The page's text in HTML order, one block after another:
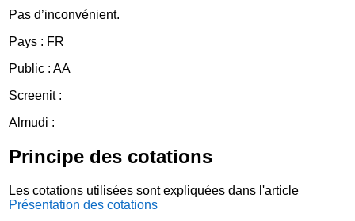
Pas d’inconvénient.
Pays : FR
Public : AA
Screenit :
Almudi :
Principe des cotations
Les cotations utilisées sont expliquées dans l'article
Présentation des cotations